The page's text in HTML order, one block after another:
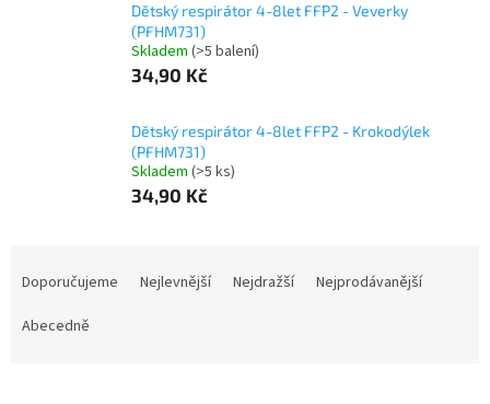
Dětský respirátor 4-8let FFP2 - Veverky
(PFHM731)
Skladem (>5 balení)
34,90 Kč
Dětský respirátor 4-8let FFP2 - Krokodýlek
(PFHM731)
Skladem (>5 ks)
34,90 Kč
Doporučujeme Nejlevnější Nejdražší
Nejprodávanější
Abecedně